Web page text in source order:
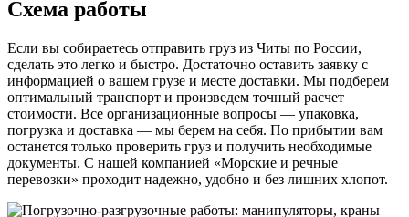
Схема работы
Если вы собираетесь отправить груз из Читы по России,
сделать это легко и быстро. Достаточно оставить заявку с
информацией о вашем грузе и месте доставки. Мы подберем
оптимальный транспорт и произведем точный расчет
стоимости. Все организационные вопросы — упаковка,
погрузка и доставка — мы берем на себя. По прибытии вам
останется только проверить груз и получить необходимые
документы. С нашей компанией «Морские и речные
перевозки» проходит надежно, удобно и без лишних хлопот.